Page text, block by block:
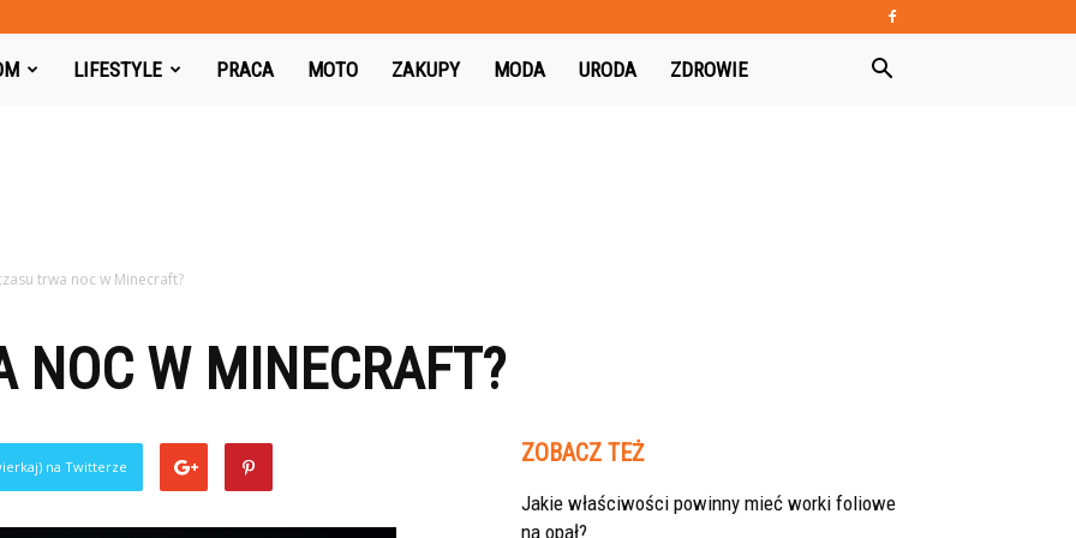
LIFESTYLE PRACA MOTO ZAKUPY MODA URODA ZDROWIE
trwa noc w Minecraft?
NOC W MINECRAFT?
na Twitterze ZOBACZ TEŻ
Jakie właściwości powinny mieć worki foliowe
na opał?